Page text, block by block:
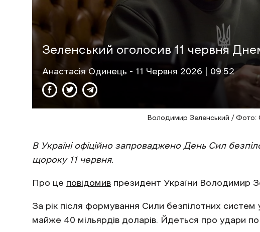
Зеленський оголосив 11 червня
Анастасія Одинець - 11 Червня 2026 | 09:52
Володимир Зеленський / Фото:
В Україні офіційно запроваджено День Сил
щороку 11 червня.
Про це повідомив президент України Володимир
За рік після формування Сили безпілотних систем
майже 40 мільярдів доларів. Йдеться про удари по